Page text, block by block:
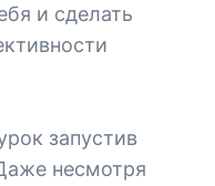
и сделать
запустив
несмотря